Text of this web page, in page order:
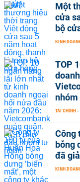
Một
cửa
bộ
KINH
TOP
TÀI CHÍNH -
Công
bỗng
đã
KINH